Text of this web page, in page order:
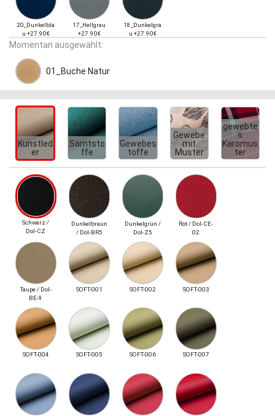
20_Dunkelbla
u +27.90€
17_Hellgrau
+27.90€
18_Dunkelgra
u +27.90€
Momentan ausgewählt:
01_Buche Natur
Kunstled
er
Samtsto
ffe
Gewebes
toffe
Gewebe
mit
Muster
gewebte
s
Karomus
ter
Schwarz /
Dol-CZ
Dunkelbraun
/ Dol-BR5
Dunkelgrün /
Dol-Z5
Rot / Dol-CE-
02
Taupe / Dol-
BE-9
SOFT-001 SOFT-002 SOFT-003
SOFT-004 SOFT-005 SOFT-006 SOFT-007